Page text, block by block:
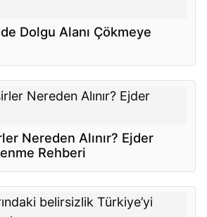
Dolgu Alanı Çökmeye
Nereden Alınır? Ejder
Rehberi